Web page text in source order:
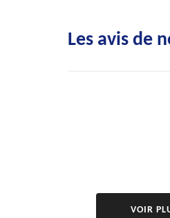
Les avis de
VOIR